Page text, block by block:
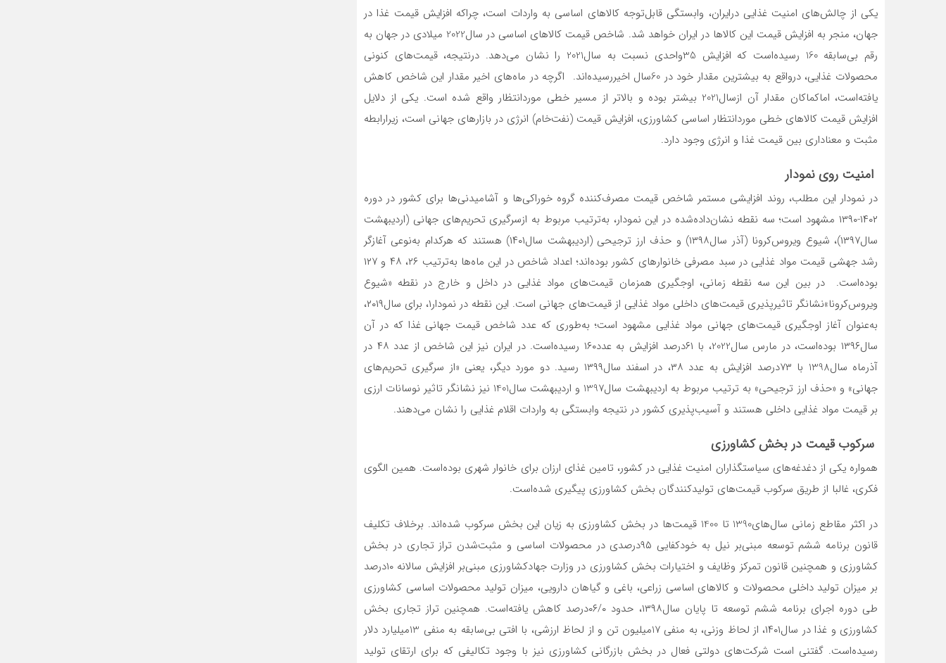
یکی از چالش‌های امنیت غذایی درایران، وابستگی قابل‌توجه کالاهای اساسی به واردات است، چراکه افزایش قیمت غذا در
جهان، منجر به افزایش قیمت این کالاها در ایران خواهد شد. شاخص قیمت کالاهای اساسی در سال‌2022 میلادی در جهان به
رقم بی‌سابقه 160 رسیده‌است که افزایش 35‌واحدی نسبت به سال2021 را نشان‌‌‌‌ می‌دهد. درنتیجه، قیمت‌های کنونی
محصولات غذایی، درواقع به بیشترین مقدار خود در 60سال اخیررسیده‌‌‌‌اند. اگرچه در ماه‌‌‌‌های اخیر مقدار این شاخص کاهش
یافته‌است، اماکماکان مقدار آن ازسال2021 بیشتر بوده و بالاتر از مسیر خطی موردانتظار واقع شده ‌‌‌‌است. یکی از دلایل
افزایش قیمت کالاهای خطی موردانتظار اساسی کشاورزی، افزایش قیمت (نفت‌خام) انرژی در بازارهای جهانی است، زیرارابطه
مثبت و معناداری بین قیمت غذا و انرژی وجود دارد.
امنیت روی نمودار
در نمودار این مطلب، روند افزایشی‌‌‌‌ مستمر شاخص‌‌‌‌ قیمت‌‌‌‌ مصرف‌کننده گروه خوراکی‌‌‌‌ها و آشامیدنی‌ها برای‌‌‌‌ کشور در دوره
١۴٠٢-١٣٩٠ مشهود است‌‌‌‌؛ سه‌‌‌‌ نقطه‌‌‌‌ نشان‌داده‌شده در این‌‌‌‌ نمودار، به‌‌‌‌ترتیب‌‌‌‌ مربوط به‌‌‌‌ ازسر‌‌‌‌گیری‌‌‌‌ تحریم‌های‌‌‌‌ جهانی‌‌‌‌ (اردیبهشت
سال‌١٣٩٧)، شیوع ویروس‌کرونا (آذر سال‌١٣٩٨) و حذف ارز ترجیحی‌‌‌‌ (اردیبهشت‌‌‌‌ سال‌١۴٠١) هستند که‌‌‌‌ هرکدام به‌‌‌‌نوعی‌‌‌‌ آغازگر
رشد جهشی‌‌‌‌ قیمت‌‌‌‌ مواد غذایی‌‌‌‌ در سبد مصرفی‌‌‌‌ خانوارهای‌‌‌‌ کشور بوده‌اند؛ اعداد شاخص‌‌‌‌ در این‌‌‌‌ ماه‌ها به‌‌‌‌ترتیب‌‌‌‌ ٢۶، ۴٨ و ١٢٧
بوده‌است‌‌‌‌. در بین‌‌‌‌ این‌‌‌‌ سه‌‌‌‌ نقطه‌‌‌‌ زمانی‌‌‌‌، اوجگیری‌‌‌‌ همزمان قیمت‌های مواد غذایی‌‌‌‌ در داخل‌‌‌‌ و خارج در نقطه‌‌‌‌ «شیوع
ویروس‌کرونا»نشانگر تاثیرپذیری‌‌‌‌ قیمت‌های داخلی‌‌‌‌ مواد غذایی‌‌‌‌ از قیمت‌های جهانی‌‌‌‌ است‌‌‌‌. این‌‌‌‌ نقطه‌‌‌‌ در نمودار۱، برای‌‌‌‌ سال‌٢٠١٩،
به‌عنوان آغاز اوجگیری‌‌‌‌ قیمت‌های جهانی‌‌‌‌ مواد غذایی‌‌‌‌ مشهود است‌‌‌‌؛ به‌‌‌‌طوری‌‌‌‌ که‌‌‌‌ عدد شاخص‌‌‌‌ قیمت‌‌‌‌ جهانی‌‌‌‌ غذا که‌‌‌‌ در آن
سال‌١٣٩۶ بوده‌است‌‌‌‌، در مارس سال‌2022، با ۶١‌درصد افزایش‌‌‌‌ به‌‌‌‌ عدد١۶٠ رسیده‌است‌‌‌‌. در ایران نیز این‌‌‌‌ شاخص‌‌‌‌ از عدد ۴٨ در
آذرماه سال‌1398 با ٧٣‌درصد افزایش‌‌‌‌ به‌‌‌‌ عدد ۳۸، در اسفند‌ سال‌١٣٩٩ رسید. دو مورد دیگر، یعنی «از سرگیری تحریم‌های
جهانی»‌‌‌‌ و «حذف ارز ترجیحی» به ترتیب مربوط به اردیبهشت ‌سال‌1397 و اردیبهشت‌ سال‌1401 نیز نشانگر تاثیر نوسانات ارزی
بر قیمت مواد غذایی داخلی هستند و آسیب‌‌‌‌پذیری کشور در نتیجه وابستگی به واردات اقلام غذایی را نشان می‌دهند.
سرکوب قیمت‌‌‌‌ در بخش‌‌‌‌ کشاورزی‌‌‌‌
همواره یکی‌‌‌‌ از دغدغه‌‌‌‌های‌‌‌‌ سیاستگذاران امنیت‌‌‌‌ غذایی‌‌‌‌ در کشور، تامین غذای‌‌‌‌ ارزان برای‌‌‌‌ خانوار شهری‌‌‌‌ بوده‌است‌‌‌‌. همین‌‌‌‌ الگوی‌‌‌‌
فکری‌‌‌‌، غالبا از طریق‌‌‌‌ سرکوب قیمت‌های تولیدکنندگان بخش‌‌‌‌ کشاورزی‌‌‌‌ پیگیری‌‌‌‌ شده‌است.
در اکثر مقاطع زمانی سال‌های‌1390 تا 1400 قیمت‌ها در بخش‌‌‌‌ کشاورزی‌‌‌‌ به‌‌‌‌ زیان این‌‌‌‌ بخش‌‌‌‌ سرکوب شده‌اند. برخلاف تکلیف‌‌‌‌
قانون برنامه‌‌‌‌ ششم‌‌‌‌ توسعه‌‌‌‌ مبنی‌‌‌‌بر نیل‌‌‌‌ به‌‌‌‌ خودکفایی‌‌‌‌ ٩۵‌درصدی‌‌‌‌ در محصولات اساسی‌‌‌‌ و مثبت‌‌‌‌‌شدن تراز تجاری‌‌‌‌ در بخش‌‌‌‌
کشاورزی‌‌‌‌ و همچنین‌‌‌‌ قانون تمرکز وظایف‌‌‌‌ و اختیارات بخش‌‌‌‌ کشاورزی‌‌‌‌ در وزارت جهادکشاورزی‌‌‌‌ مبنی‌‌‌‌بر افزایش‌‌‌‌ سالانه‌‌‌‌ ١٠‌درصد
بر میزان تولید داخلی‌‌‌‌ محصولات و کالاهای‌‌‌‌ اساسی‌‌‌‌ زراعی‌‌‌‌، باغی‌‌‌‌ و گیاهان دارویی‌‌‌‌، میزان تولید محصولات اساسی‌‌‌‌ کشاورزی‌‌‌‌
طی‌‌‌‌ دوره اجرای‌‌‌‌ برنامه‌‌‌‌ ششم‌‌‌‌ توسعه‌‌‌‌ تا پایان سال‌١٣٩٨، حدود ٠۶/٠‌درصد کاهش‌‌‌‌ یافته‌است. همچنین تراز تجاری‌‌‌‌ بخش‌‌‌‌
کشاورزی‌‌‌‌ و غذا در سال‌١۴٠١، از لحاظ وزنی‌‌‌‌، به‌‌‌‌ منفی 17‌میلیون ‌تن و از لحاظ ارزشی‌‌‌‌، با افتی‌‌‌‌ بی‌سابقه‌‌‌‌ به‌‌‌‌ منفی 13‌میلیارد دلار
رسیده‌است‌‌‌‌. گفتنی‌‌‌‌ است‌‌‌‌ شرکت‌های‌‌‌‌ دولتی‌‌‌‌ فعال در بخش‌‌‌‌ بازرگانی‌‌‌‌ کشاورزی‌‌‌‌ نیز با وجود تکالیفی‌‌‌‌ که‌‌‌‌ برای‌‌‌‌ ارتقای‌‌‌‌ تولید